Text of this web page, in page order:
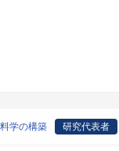
学の構築 研究代表者